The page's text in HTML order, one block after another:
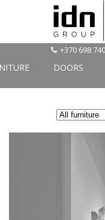
+370 698
DOORS